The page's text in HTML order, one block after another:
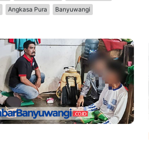
Angkasa Pura Banyuwangi